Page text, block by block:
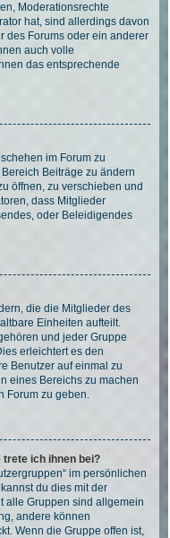
Moderationsrechte
hat, sind allerdings davon
des Forums oder ein anderer
auch volle
das entsprechende
im Forum zu
Beiträge zu ändern
öffnen, zu verschieben und
dass Mitglieder
oder Beleidigendes
die die Mitglieder des
Einheiten aufteilt.
und jeder Gruppe
erleichtert es den
Benutzer auf einmal zu
eines Bereichs zu machen
Forum zu geben.
trete ich ihnen bei?
im persönlichen
du dies mit der
alle Gruppen sind allgemein
andere können
Wenn die Gruppe offen ist,